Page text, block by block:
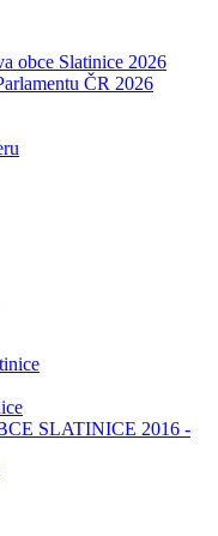
obce Slatinice 2026
ČR 2026
SLATINICE 2016 -